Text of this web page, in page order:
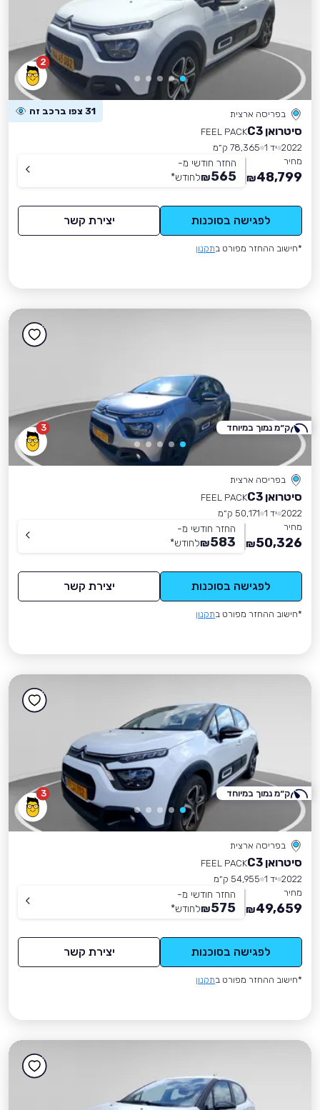
2
בפריסה ארצית 31 צפו ברכב זה
סיטרואן C3
FEEL PACK
2022 יד 1
78,365 ק״מ
מחיר
48,799
₪
החזר חודשי מ-
565
₪לחודש*
לפגישה בסוכנות יצירת קשר
*חישוב ההחזר מפורט בתקנון
3
בפריסה ארצית
סיטרואן C3
FEEL PACK
2022 יד 1
50,171 ק״מ
מחיר
50,326
₪
החזר חודשי מ-
583
₪לחודש*
לפגישה בסוכנות יצירת קשר
*חישוב ההחזר מפורט בתקנון
ק״מ נמוך במיוחד
3
בפריסה ארצית
סיטרואן C3
FEEL PACK
2022 יד 1
54,955 ק״מ
מחיר
49,659
₪
החזר חודשי מ-
575
₪לחודש*
לפגישה בסוכנות יצירת קשר
*חישוב ההחזר מפורט בתקנון
ק״מ נמוך במיוחד